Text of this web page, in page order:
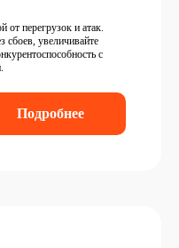
от перегрузок и атак.
сбоев, увеличивайте
с
Подробнее